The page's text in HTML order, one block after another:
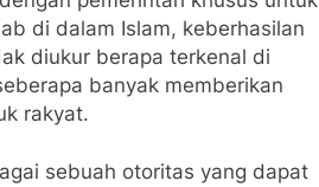
di dalam Islam, keberhasilan
diukur berapa terkenal di
banyak memberikan
rakyat.
sebuah otoritas yang dapat